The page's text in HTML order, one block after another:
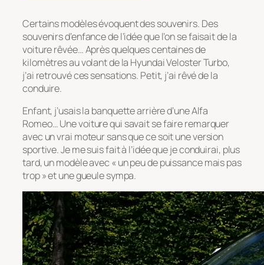
Certains modèles évoquent des souvenirs. Des
souvenirs d’enfance de l’idée que l’on se faisait de la
voiture rêvée… Après quelques centaines de
kilomètres au volant de la Hyundai Veloster Turbo,
j’ai retrouvé ces sensations. Petit, j’ai rêvé de la
conduire.
Enfant, j’usais la banquette arrière d’une Alfa
Romeo… Une voiture qui savait se faire remarquer
avec un vrai moteur sans que ce soit une version
sportive. Je me suis fait à l’idée que je conduirai, plus
tard, un modèle avec « un peu de puissance mais pas
trop » et une gueule sympa.